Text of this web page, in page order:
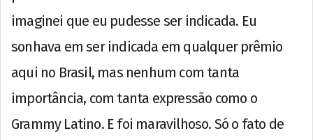
imaginei que eu pudesse ser indicada. Eu
sonhava em ser indicada em qualquer prêmio
aqui no Brasil, mas nenhum com tanta
importância, com tanta expressão como o
Grammy Latino. E foi maravilhoso. Só o fato de